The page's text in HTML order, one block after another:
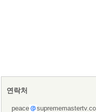
연락처
peace